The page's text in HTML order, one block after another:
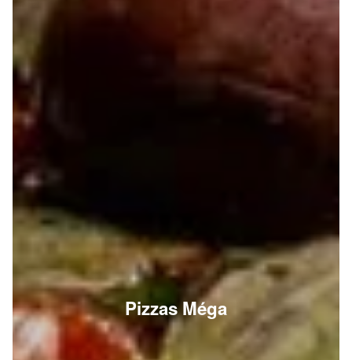
Pizzas Méga